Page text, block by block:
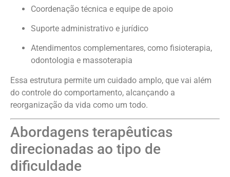
Coordenação técnica e equipe de apoio
Suporte administrativo e jurídico
Atendimentos complementares, como fisioterapia,
odontologia e massoterapia
Essa estrutura permite um cuidado amplo, que vai além
do controle do comportamento, alcançando a
reorganização da vida como um todo.
Abordagens terapêuticas
direcionadas ao tipo de
dificuldade